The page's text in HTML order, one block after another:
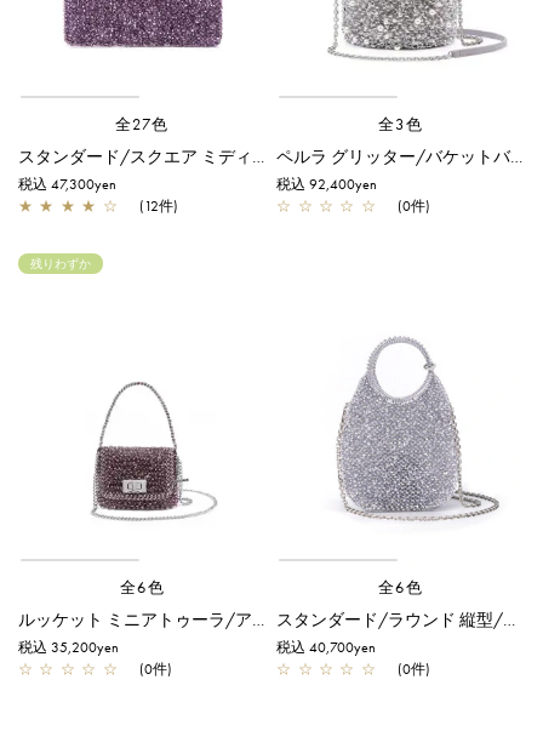
全27色
スタンダード/スクエア ミディアム(Dリング付き)/アメジスト
税込 47,300yen
★ ★ ★ ★ ☆ (12件)
全3色
ペルラ グリッター/バケットバッグ/ラベンダーシルバー
税込 92,400yen
☆ ☆ ☆ ☆ ☆ (0件)
残りわずか
全6色
ルッケット ミニアトゥーラ/アメジスト
税込 35,200yen
☆ ☆ ☆ ☆ ☆ (0件)
全6色
スタンダード/ラウンド 縦型/スモール/ラベンダーシルバー
税込 40,700yen
☆ ☆ ☆ ☆ ☆ (0件)